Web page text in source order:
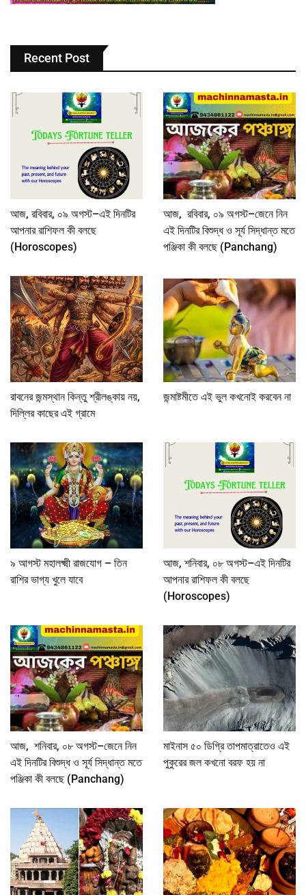
Recent Post
আজ, রবিবার, ০৯ অগস্ট–এই দিনটির
আপনার রাশিফল কী বলছে
(Horoscopes)
আজ, রবিবার, ০৯ অগস্ট–জেনে নিন
এই দিনটির বিশুদ্ধ ও সূর্য সিদ্ধান্ত মতে
পঞ্জিকা কী বলছে (Panchang)
রাবনের জন্মস্থান কিন্তু শ্রীলঙ্কায় নয়,
দিল্লির কাছের এই গ্রামে
জন্মাষ্টমীতে এই ভুল কখনোই করবেন না
৯ আগস্ট মহালক্ষ্মী রাজযোগ – তিন
রাশির ভাগ্য খুলে যাবে
আজ, শনিবার, ০৮ অগস্ট–এই দিনটির
আপনার রাশিফল কী বলছে
(Horoscopes)
আজ, শনিবার, ০৮ অগস্ট–জেনে নিন
এই দিনটির বিশুদ্ধ ও সূর্য সিদ্ধান্ত মতে
পঞ্জিকা কী বলছে (Panchang)
মাইনাস ৫০ ডিগ্রি তাপমাত্রাতেও এই
পুকুরের জল কখনো বরফ হয় না